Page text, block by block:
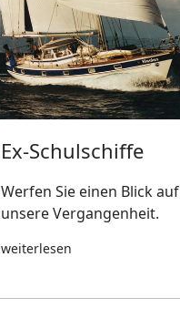
Ex-Schulschiffe
Werfen Sie einen Blick auf
unsere Vergangenheit.
weiterlesen